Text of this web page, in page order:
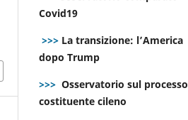
Covid19
>>> La transizione: l’America
dopo Trump
>>> Osservatorio sul processo
costituente cileno